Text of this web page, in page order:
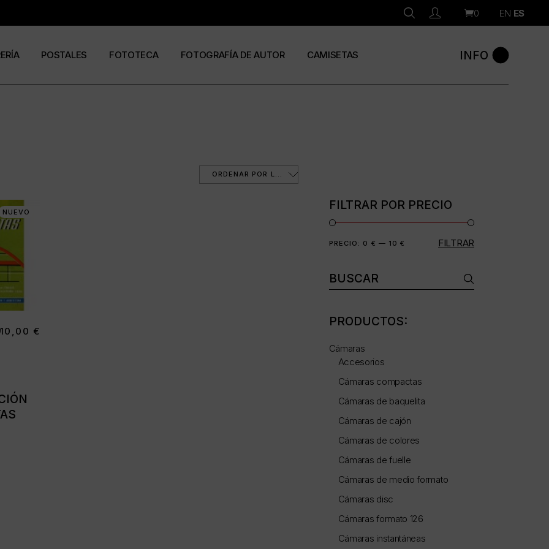
0 EN ES
mm
POSTALES FOTOTECA FOTOGRAFÍA DE AUTOR CAMISETAS INFO
ORDENAR POR LOS ÚLTIMOS
NUEVO
10,00 €
FILTRAR POR PRECIO
Precio
Precio FILTRAR
PRECIO: 0 € — 10 €
Buscar:
PRODUCTOS:
Cámaras
Accesorios
Cámaras compactas
Cámaras de baquelita
Cámaras de cajón
Cámaras de colores
Cámaras de fuelle
Cámaras de medio formato
Cámaras disc
Cámaras formato 126
Cámaras instantáneas